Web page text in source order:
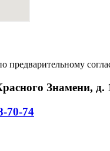
предварительному
Знамени, д.
70-74